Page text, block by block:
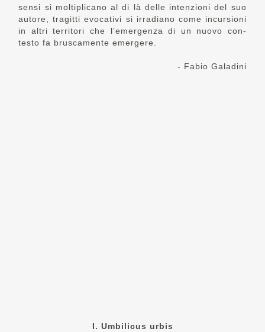
sensi si moltiplicano al di là delle intenzioni del suo
autore, tragitti evocativi si irradiano come incursioni
in altri territori che l’emergenza di un nuovo con-
testo fa bruscamente emergere.
- Fabio Galadini
I. Umbilicus urbis